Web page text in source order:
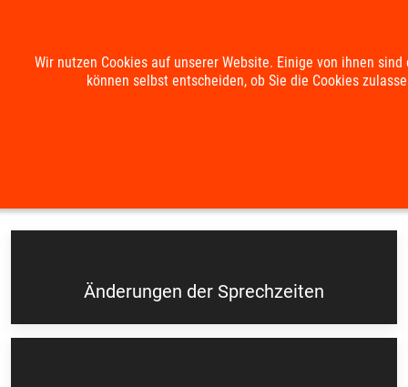
Änderungen der Sprechzeiten
Wir nutzen Cookies auf unserer Website. Einige von ihnen
können selbst entscheiden, ob Sie die Cookies